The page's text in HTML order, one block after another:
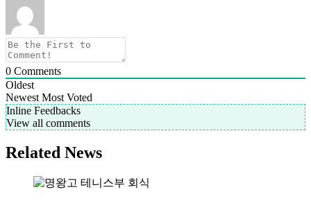
0 Comments
Oldest
Newest Most Voted
Inline Feedbacks
View all comments
Related News